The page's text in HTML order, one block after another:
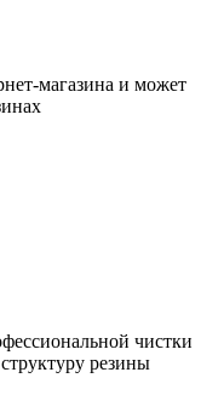
магазина и может
чистки
резины